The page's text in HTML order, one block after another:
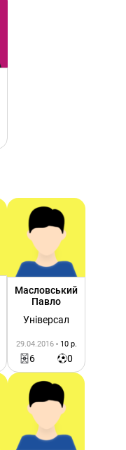
Масловський
Павло
Універсал
29.04.2016 - 10 р.
6 0